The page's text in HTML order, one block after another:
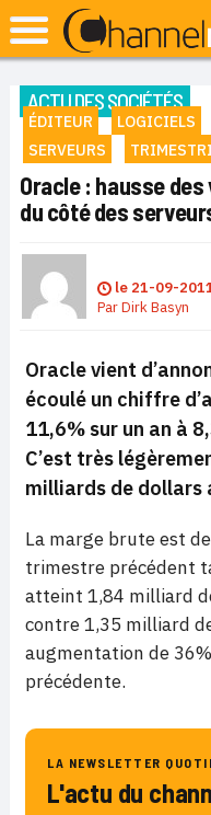
ACTU DES SOCIÉTÉS
ÉDITEUR LOGICIELS
SERVEURS
Oracle : hausse
du côté des
le 21-09-
ParDirk Basyn
Oracle vient
écoulé un chiffre
11,6% sur un an à
C’est très
milliards de dollars
La marge brute est
trimestre précédent
atteint 1,84 milliard
contre 1,35 milliard
augmentation de
précédente.
LA NEWSLETTER
L'actu du